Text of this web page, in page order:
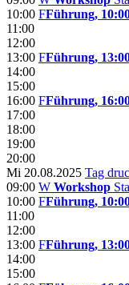
10:00 FFührung,
11:00
12:00
13:00 FFührung,
14:00
15:00
16:00 FFührung,
17:00
18:00
19:00
20:00
Mi 20.08.2025 Tag
09:00 W Workshop
10:00 FFührung,
11:00
12:00
13:00 FFührung,
14:00
15:00